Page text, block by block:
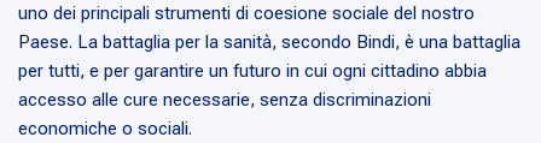
uno dei principali strumenti di coesione sociale del nostro
Paese. La battaglia per la sanità, secondo Bindi, è una battaglia
per tutti, e per garantire un futuro in cui ogni cittadino abbia
accesso alle cure necessarie, senza discriminazioni
economiche o sociali.